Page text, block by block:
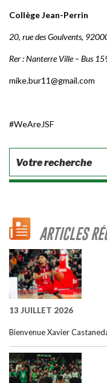
Collège Jean-Perrin
20, rue des Goulvents,
Rer : Nanterre Ville – Bus
mike.bur11@gmail.com
#WeAreJSF
ARTICLES
13 JUILLET 2026
Bienvenue Xavier